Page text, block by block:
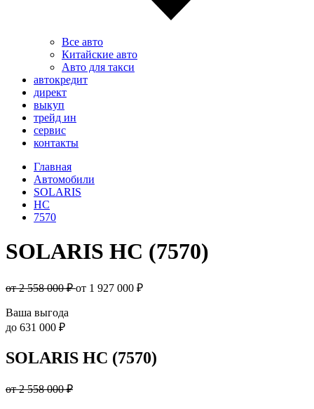
Все авто
Китайские авто
Авто для такси
автокредит
директ
выкуп
трейд ин
сервис
контакты
Главная
Автомобили
SOLARIS
HC
7570
SOLARIS HC (7570)
от 2 558 000 ₽от 1 927 000 ₽
Ваша выгода
до 631 000 ₽
SOLARIS HC (7570)
от 2 558 000 ₽